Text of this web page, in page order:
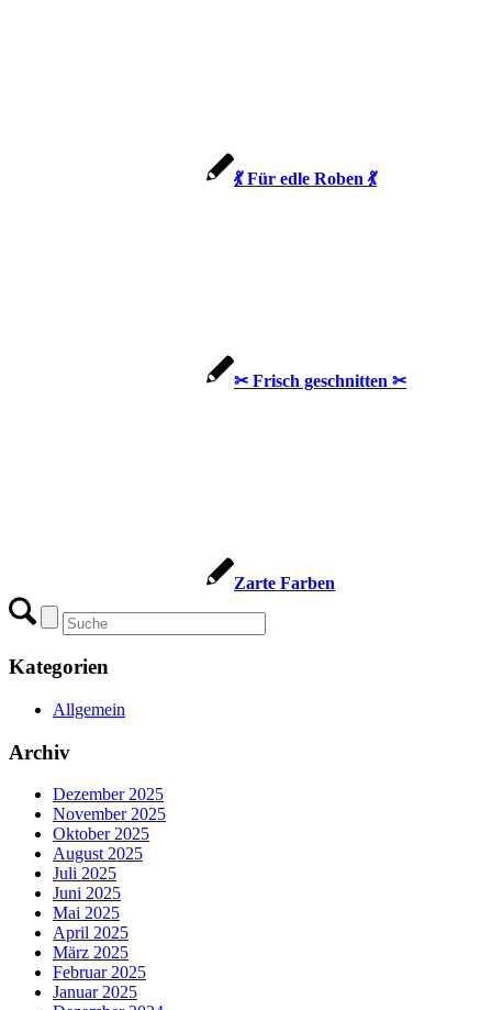
💃 Für edle Roben 💃
✂ Frisch geschnitten ✂
Zarte Farben
Kategorien
Allgemein
Archiv
Dezember 2025
November 2025
Oktober 2025
August 2025
Juli 2025
Juni 2025
Mai 2025
April 2025
März 2025
Februar 2025
Januar 2025